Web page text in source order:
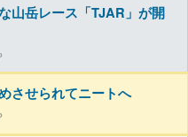
山岳レース「TJAR」が開
させられてニートへ